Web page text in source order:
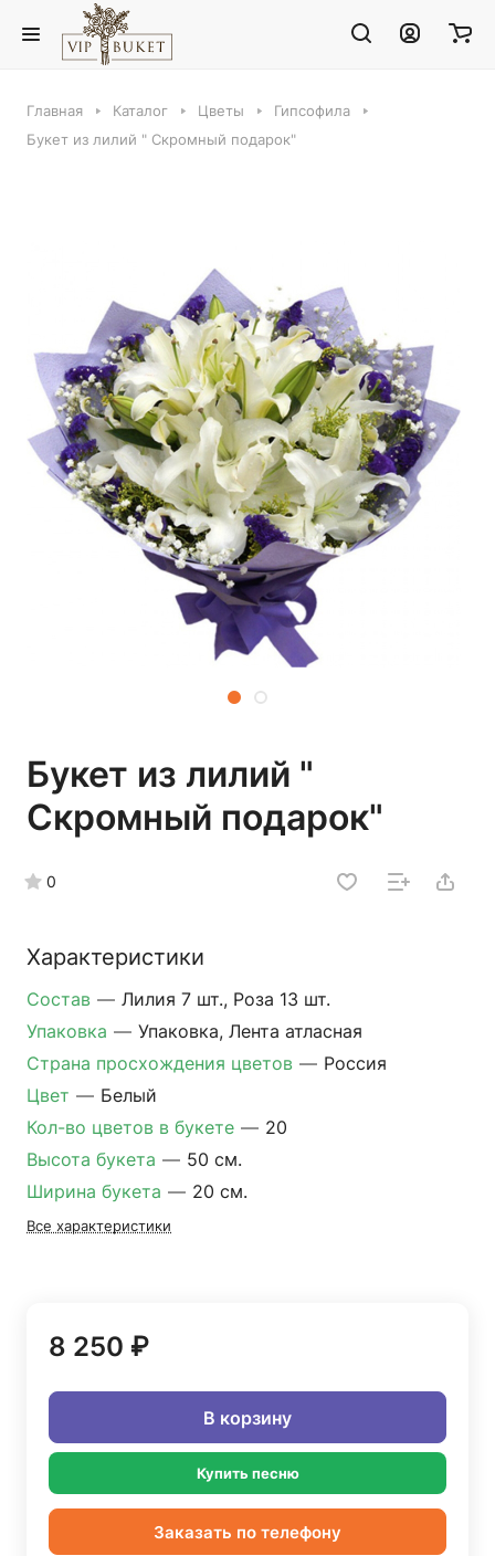
Главная Каталог Цветы
Гипсофила
Букет из лилий " Скромный подарок"
Букет из лилий "
Скромный подарок"
0
Характеристики
Состав — Лилия 7 шт., Роза 13 шт.
Упаковка — Упаковка, Лента атласная
Страна просхождения цветов — Россия
Цвет — Белый
Кол-во цветов в букете — 20
Высота букета — 50 см.
Ширина букета — 20 см.
Все характеристики
8 250 ₽
В корзину
Купить песню
Заказать по телефону